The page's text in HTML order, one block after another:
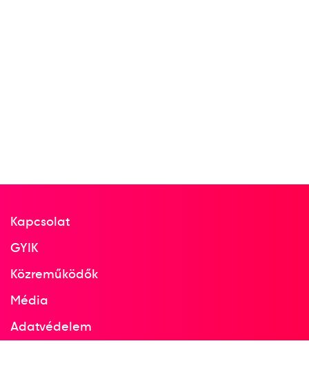
Kapcsolat
GYIK
Közreműködők
Média
Adatvédelem